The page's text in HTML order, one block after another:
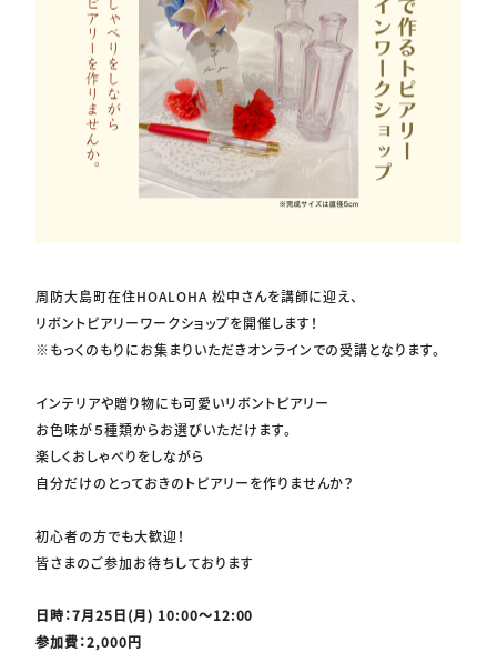
周防大島町在住HOALOHA 松中さんを講師に迎え、
リボントピアリーワークショップを開催します！
※もっくのもりにお集まりいただきオンラインでの受講となります。
インテリアや贈り物にも可愛いリボントピアリー
お色味が５種類からお選びいただけます。
楽しくおしゃべりをしながら
自分だけのとっておきのトピアリーを作りませんか？
初心者の方でも大歓迎！
皆さまのご参加お待ちしております
日時：7月25日(月) 10:00～12:00
参加費：2,000円